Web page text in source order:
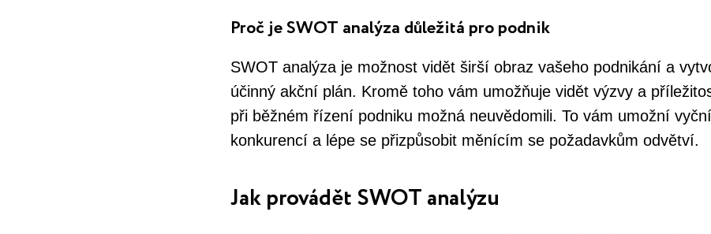
Proč je SWOT analýza důležitá pro podnik
SWOT analýza je možnost vidět širší obraz vašeho podnikání a
účinný akční plán. Kromě toho vám umožňuje vidět výzvy a
při běžném řízení podniku možná neuvědomili. To vám umožní
konkurencí a lépe se přizpůsobit měnícím se požadavkům odvětví.
Jak provádět SWOT analýzu